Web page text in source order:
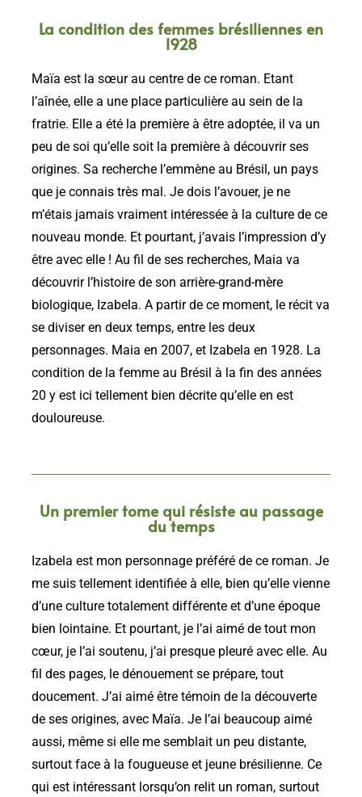
La condition des femmes brésiliennes en
1928
Maïa est la sœur au centre de ce roman. Etant
l’aînée, elle a une place particulière au sein de la
fratrie. Elle a été la première à être adoptée, il va un
peu de soi qu’elle soit la première à découvrir ses
origines. Sa recherche l’emmène au Brésil, un pays
que je connais très mal. Je dois l’avouer, je ne
m’étais jamais vraiment intéressée à la culture de ce
nouveau monde. Et pourtant, j’avais l’impression d’y
être avec elle ! Au fil de ses recherches, Maia va
découvrir l’histoire de son arrière-grand-mère
biologique, Izabela. A partir de ce moment, le récit va
se diviser en deux temps, entre les deux
personnages. Maia en 2007, et Izabela en 1928. La
condition de la femme au Brésil à la fin des années
20 y est ici tellement bien décrite qu’elle en est
douloureuse.
Un premier tome qui résiste au passage
du temps
Izabela est mon personnage préféré de ce roman. Je
me suis tellement identifiée à elle, bien qu’elle vienne
d’une culture totalement différente et d’une époque
bien lointaine. Et pourtant, je l’ai aimé de tout mon
cœur, je l’ai soutenu, j’ai presque pleuré avec elle. Au
fil des pages, le dénouement se prépare, tout
doucement. J’ai aimé être témoin de la découverte
de ses origines, avec Maïa. Je l’ai beaucoup aimé
aussi, même si elle me semblait un peu distante,
surtout face à la fougueuse et jeune brésilienne. Ce
qui est intéressant lorsqu’on relit un roman, surtout